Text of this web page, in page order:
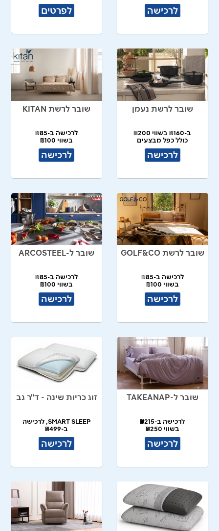
לרכישה לפרטים
שובר לרשת נעמן
ב-₪160 בשווי ₪200
כולל כפל מבצעים
לרכישה
שובר לרשת KITAN
לרכישה ב-₪85
בשווי ₪100
לרכישה
שובר לרשת GOLF&CO
לרכישה ב-₪85
בשווי ₪100
לרכישה
שובר ל-ARCOSTEEL
לרכישה ב-₪85
בשווי ₪100
לרכישה
שובר ל-TAKEANAP
לרכישה ב-₪215
בשווי ₪250
לרכישה
זוג כריות שינה - ד"ר גב
SMART SLEEP, לרכישה
ב-₪499
במקום ₪900
לרכישה